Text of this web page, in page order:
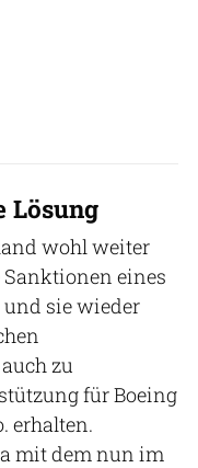
Lösung
wohl weiter
Sanktionen eines
und sie wieder
zu
für Boeing
erhalten.
mit dem nun im